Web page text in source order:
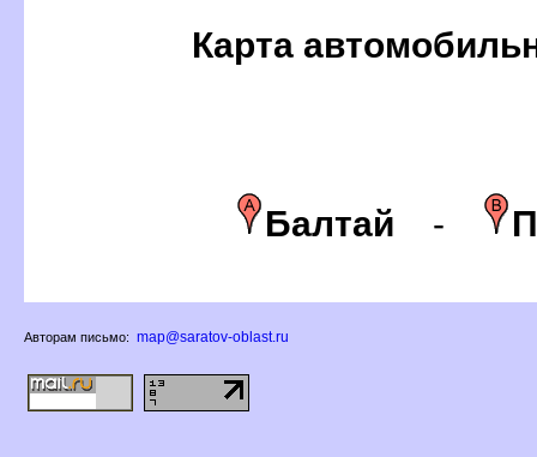
Карта
Балтай -
Авторам письмо: map@saratov-oblast.ru